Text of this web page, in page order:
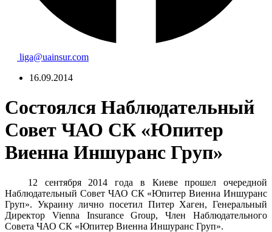
liga@uainsur.com
16.09.2014
Состоялся Наблюдательный
Совет ЧАО СК «Юпитер
Виенна Иншуранс Груп»
12 сентября 2014 года в Киевепрошел очередной
Наблюдательный Совет ЧАО СК «Юпитер Виенна Иншуранс
Груп». Украину лично посетил Питер Хаген, Генеральный
Директор Vienna Insurance Group, Член Наблюдательного
Совета ЧАО СК «Юпитер Виенна Иншуранс Груп».